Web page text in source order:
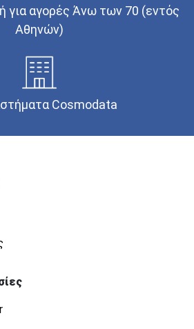
αγορές Άνω των 70 (εντός
Αθηνών)
Cosmodata